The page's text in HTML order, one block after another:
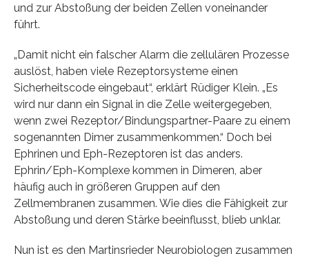
und zur Abstoßung der beiden Zellen voneinander
führt.
„Damit nicht ein falscher Alarm die zellulären Prozesse
auslöst, haben viele Rezeptorsysteme einen
Sicherheitscode eingebaut“, erklärt Rüdiger Klein. „Es
wird nur dann ein Signal in die Zelle weitergegeben,
wenn zwei Rezeptor/Bindungspartner-Paare zu einem
sogenannten Dimer zusammenkommen.“ Doch bei
Ephrinen und Eph-Rezeptoren ist das anders.
Ephrin/Eph-Komplexe kommen in Dimeren, aber
häufig auch in größeren Gruppen auf den
Zellmembranen zusammen. Wie dies die Fähigkeit zur
Abstoßung und deren Stärke beeinflusst, blieb unklar.
Nun ist es den Martinsrieder Neurobiologen zusammen